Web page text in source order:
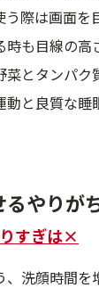
う際は画面を
も目線の高
菜とタンパク
と良質な睡
やりが
すぎは×
洗顔時間を